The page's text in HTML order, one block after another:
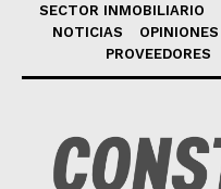
SECTOR INMOBILIARIO
NOTICIAS
OPINIONES
PROVEEDORES